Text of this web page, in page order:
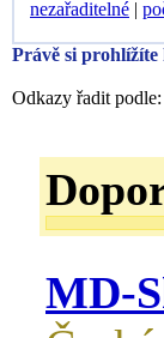
nezařaditelné |
Právě si prohlížíte
Odkazy řadit podle:
MD-